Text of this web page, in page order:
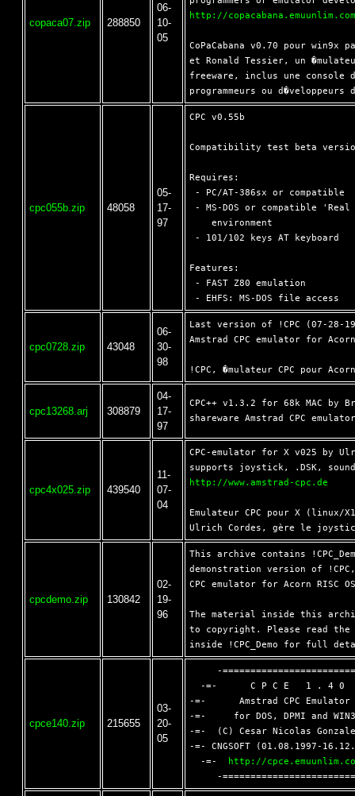
copaca07.zip 288850
06-
10-
05
http://
CoPaCabana v0.70 pour win9x
et Ronald Tessier, un
freeware, inclus une console
cpc055b.zip 48058
05-
17-
97
CPC v0.55b
Compatibility test beta
Requires:
- PC/AT-386sx or compatible
- MS-DOS or compatible 'Real
    environment
- 101/102 keys AT keyboard
Features:
- FAST Z80 emulation
cpc0728.zip 43048
06-
30-
98
Last version of !CPC (07-28-
Amstrad CPC emulator for Acorn
cpc13268.arj 308879
04-
17-
97
CPC++ v1.3.2 for 68k MAC by
cpc4x025.zip 439540
11-
07-
04
CPC-emulator for X v025 by
http://www.amstrad-cpc.de
Emulateur CPC pour X (linux/
cpcdemo.zip 130842
02-
19-
96
This archive contains
demonstration version of
CPC emulator for Acorn RISC
The material inside this
to copyright. Please read
cpce140.zip 215655
03-
20-
05
-
-=-      C P C E   1 . 4 0
-=-      Amstrad CPC
-=-     for DOS, DPMI and
-=-  (C) Cesar Nicolas
-=- CNGSOFT (01.08.1997-
  -=-
http://